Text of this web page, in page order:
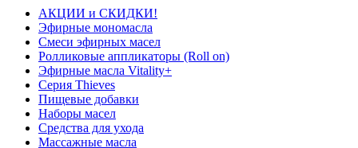
АКЦИИ и СКИДКИ!
Эфирные мономасла
Смеси эфирных масел
Ролликовые аппликаторы (Roll on)
Эфирные масла Vitality+
Серия Thieves
Пищевые добавки
Наборы масел
Средства для ухода
Массажные масла